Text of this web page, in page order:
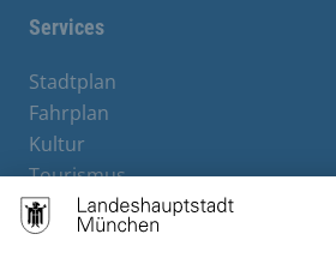
Services
Stadtplan
Fahrplan
Kultur
Tourismus
M-Strom
Bürgerservice